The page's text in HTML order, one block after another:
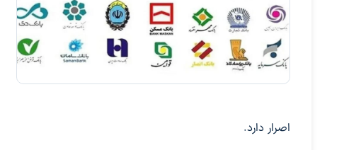
اصرار دارد.